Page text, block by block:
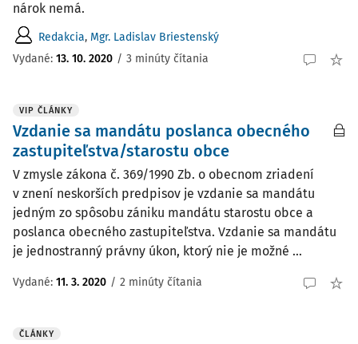
nárok nemá.
Redakcia, Mgr. Ladislav Briestenský
Vydané: 13. 10. 2020 / 3 minúty čítania
VIP ČLÁNKY
Vzdanie sa mandátu poslanca obecného
zastupiteľstva/starostu obce
V zmysle zákona č. 369/1990 Zb. o obecnom zriadení
v znení neskorších predpisov je vzdanie sa mandátu
jedným zo spôsobu zániku mandátu starostu obce a
poslanca obecného zastupiteľstva. Vzdanie sa mandátu
je jednostranný právny úkon, ktorý nie je možné ...
Vydané: 11. 3. 2020 / 2 minúty čítania
ČLÁNKY